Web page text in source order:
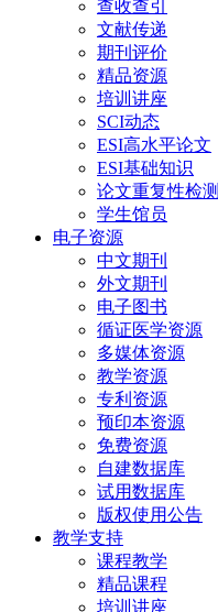
查收查引
文献传递
期刊评价
精品资源
培训讲座
SCI动态
ESI高水平论文
ESI基础知识
论文重复性检测
学生馆员
电子资源
中文期刊
外文期刊
电子图书
循证医学资源
多媒体资源
教学资源
专利资源
预印本资源
免费资源
自建数据库
试用数据库
版权使用公告
教学支持
课程教学
精品课程
培训讲座